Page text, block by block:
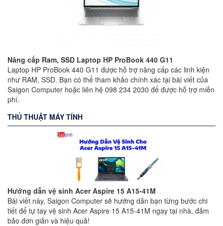
Nâng cấp Ram, SSD Laptop HP ProBook 440 G11
Laptop HP ProBook 440 G11 được hỗ trợ nâng cấp các linh kiện
như RAM, SSD. Bạn có thể tham khảo chính xác tại bài viết của
Saigon Computer hoặc liên hệ 098 234 2030 để được hỗ trợ miễn
phí.
THỦ THUẬT MÁY TÍNH
Hướng dẫn vệ sinh Acer Aspire 15 A15-41M
Bài viết này, Saigon Computer sẽ hướng dẫn bạn từng bước chi
tiết để tự tay vệ sinh Acer Aspire 15 A15-41M ngay tại nhà, đảm
bảo đơn giản và hiệu quả!